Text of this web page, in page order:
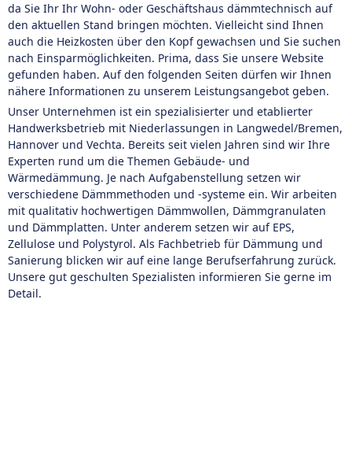
da Sie Ihr Ihr Wohn- oder Geschäftshaus dämmtechnisch auf
den aktuellen Stand bringen möchten. Vielleicht sind Ihnen
auch die Heizkosten über den Kopf gewachsen und Sie suchen
nach Einsparmöglichkeiten. Prima, dass Sie unsere Website
gefunden haben. Auf den folgenden Seiten dürfen wir Ihnen
nähere Informationen zu unserem Leistungsangebot geben.
Unser Unternehmen ist ein spezialisierter und etablierter
Handwerksbetrieb mit Niederlassungen in Langwedel/Bremen,
Hannover und Vechta. Bereits seit vielen Jahren sind wir Ihre
Experten rund um die Themen Gebäude- und
Wärmedämmung. Je nach Aufgabenstellung setzen wir
verschiedene Dämmmethoden und -systeme ein. Wir arbeiten
mit qualitativ hochwertigen Dämmwollen, Dämmgranulaten
und Dämmplatten. Unter anderem setzen wir auf EPS,
Zellulose und Polystyrol. Als Fachbetrieb für Dämmung und
Sanierung blicken wir auf eine lange Berufserfahrung zurück.
Unsere gut geschulten Spezialisten informieren Sie gerne im
Detail.